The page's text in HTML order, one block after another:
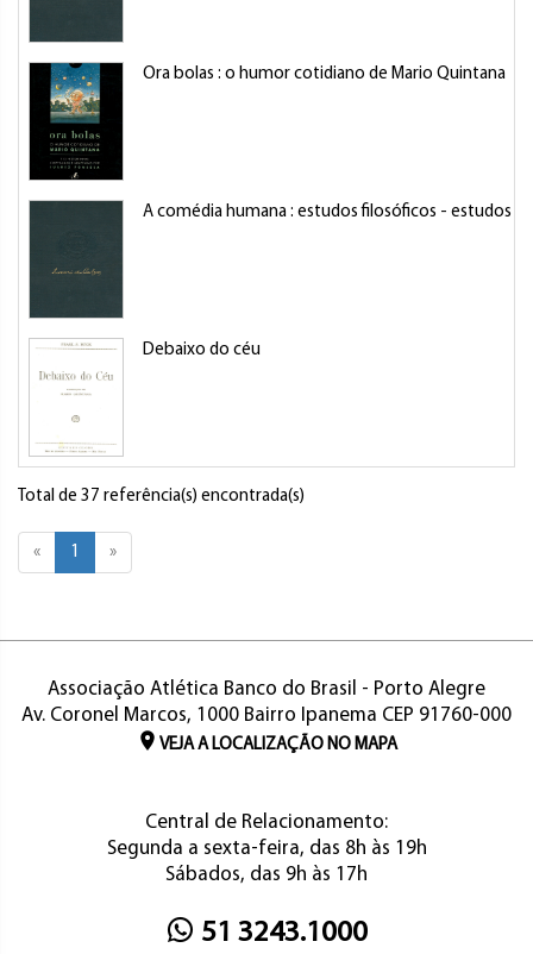
Ora bolas : o humor cotidiano de Mario Quintana
A comédia humana : estudos filosóficos - estudos
Debaixo do céu
Total de 37 referência(s) encontrada(s)
« 1 »
Associação Atlética Banco do Brasil - Porto Alegre
Av. Coronel Marcos, 1000 Bairro Ipanema CEP 91760-000
VEJA A LOCALIZAÇÃO NO MAPA
Central de Relacionamento:
Segunda a sexta-feira, das 8h às 19h
Sábados, das 9h às 17h
51 3243.1000